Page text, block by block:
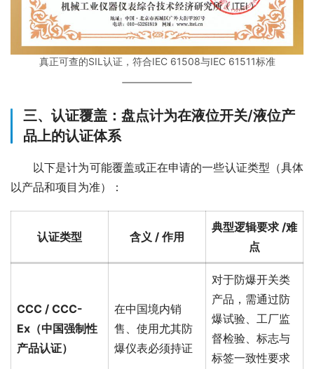
真正可查的SIL认证，符合IEC 61508与IEC 61511标准
三、认证覆盖：盘点计为在液位开关/液位产
品上的认证体系
以下是计为可能覆盖或正在申请的一些认证类型（具体
以产品和项目为准）：
认证类型 含义 / 作用
典型逻辑要求 /难
点
CCC / CCC-
Ex（中国强制性
产品认证）
在中国境内销
售、使用尤其防
爆仪表必须持证
对于防爆开关类
产品，需通过防
爆试验、工厂监
督检验、标志与
标签一致性要求